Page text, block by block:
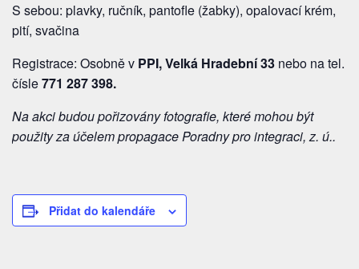
S sebou: plavky, ručník, pantofle (žabky), opalovací krém,
pití, svačina
Registrace: Osobně v PPI, Velká Hradební 33 nebo na tel.
čísle771 287 398.
Na akci budou pořizovány fotografie, které mohou být
použity za účelem propagace Poradny pro integraci, z. ú..
Přidat do kalendáře